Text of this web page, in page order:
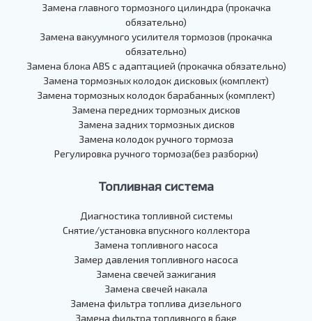
Замена главного тормозного цилиндра (прокачка
обязательно)
Замена вакуумного усилителя тормозов (прокачка
обязательно)
Замена блока ABS с адаптацией (прокачка обязательно)
Замена тормозных колодок дисковых (комплект)
Замена тормозных колодок барабанных (комплект)
Замена передних тормозных дисков
Замена задних тормозных дисков
Замена колодок ручного тормоза
Регулировка ручного тормоза(без разборки)
Топливная система
Диагностика топливной системы
Снятие/установка впускного коллектора
Замена топливного насоса
Замер давления топливного насоса
Замена свечей зажигания
Замена свечей накала
Замена фильтра топлива дизельного
Замена фильтра топливного в баке